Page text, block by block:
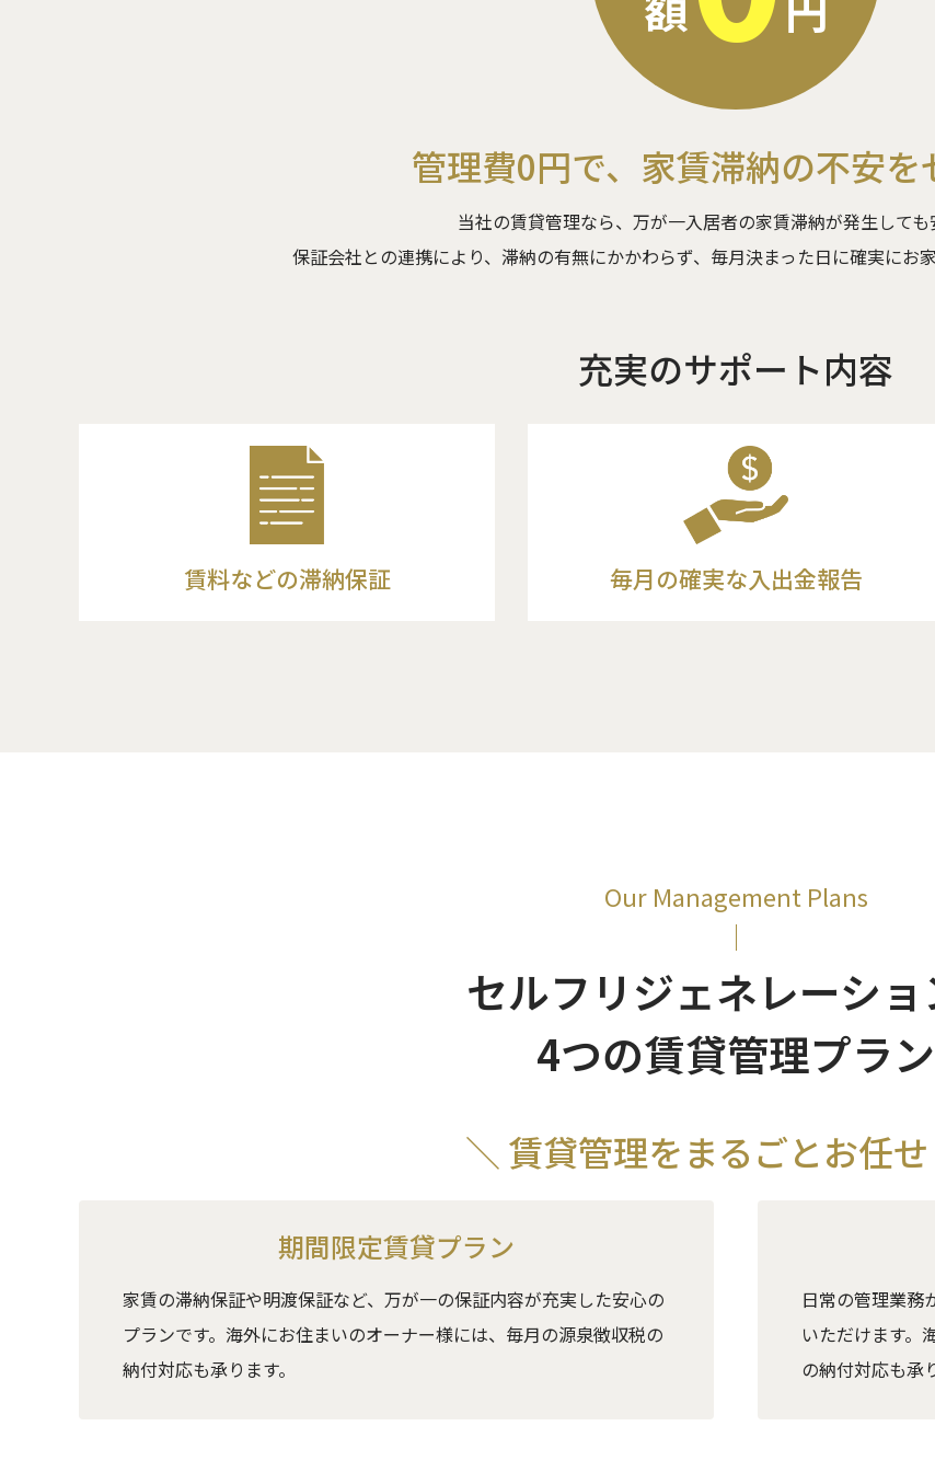
管理費0円で、 家賃滞納の不安を
当社の賃貸管理なら、万が一入居者の家賃滞納が発生しても
保証会社との連携により、滞納の有無にかかわらず、毎月決まった日に確実にお
充実のサポート内容
賃料などの滞納保証 毎月の確実な入出金報告
Our Management Plans
セルフリジェネレーシ
4つの賃貸管理プラン
＼ 賃貸管理をまるごとお任
期間限定賃貸プラン
家賃の滞納保証や明渡保証など、万が一の保証内容が充実した安心の
プランです。海外にお住まいのオーナー様には、毎月の源泉徴収税の
納付対応も承ります。
日常の管理業務
いただけます。
の納付対応も承